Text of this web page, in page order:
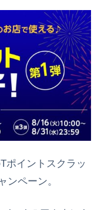
ポイントスクラッ
ンペーン。